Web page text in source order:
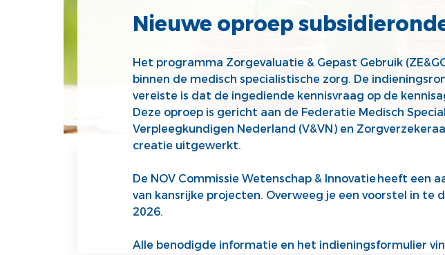
Nieuwe oproep
Het programma Zorgevaluatie & Gepast Gebruik
binnen de medisch specialistische zorg. De
vereiste is dat de ingediende kennisvraag op de
Deze oproep is gericht aan de Federatie Medisch
Verpleegkundigen Nederland (V&VN) en
creatie uitgewerkt.
De NOV Commissie Wetenschap & Innovatie heeft
van kansrijke projecten. Overweeg je een voorstel in te
2026.
Alle benodigde informatie en het indieningsformulier